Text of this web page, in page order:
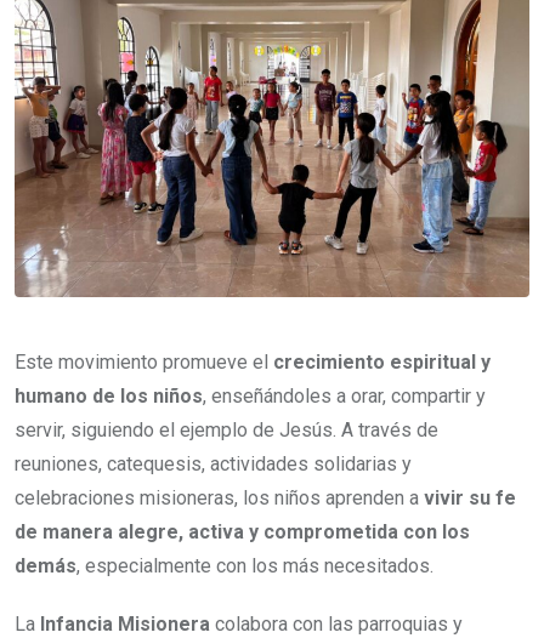
Este movimiento promueve el crecimiento espiritual y
humano de los niños, enseñándoles a orar, compartir y
servir, siguiendo el ejemplo de Jesús. A través de
reuniones, catequesis, actividades solidarias y
celebraciones misioneras, los niños aprenden a vivir su fe
de manera alegre, activa y comprometida con los
demás, especialmente con los más necesitados.
La Infancia Misionera colabora con las parroquias y